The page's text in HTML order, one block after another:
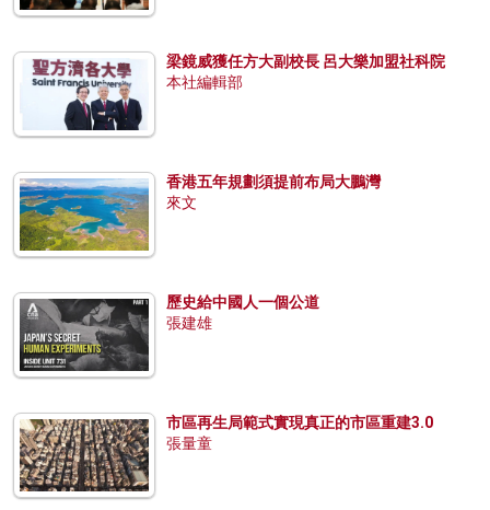
梁鏡威獲任方大副校長 呂大樂加盟社科院
本社編輯部
香港五年規劃須提前布局大鵬灣
來文
歷史給中國人一個公道
張建雄
市區再生局範式實現真正的市區重建3.0
張量童